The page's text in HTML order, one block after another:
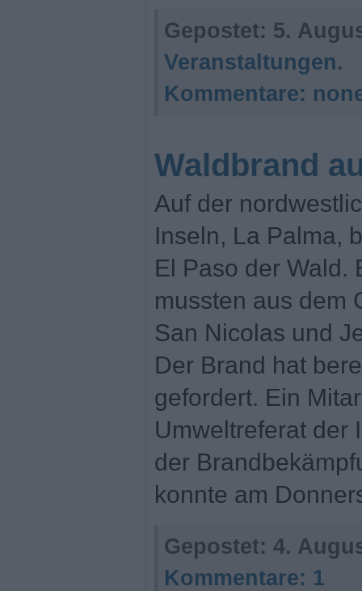
Gepostet: 5.
Veranstaltungen.
Kommentare:
Waldbrand
Auf der
Inseln, La Palma,
El Paso der Wald.
mussten aus dem
San Nicolas und
Der Brand hat
gefordert. Ein
Umweltreferat der
der
konnte am
Gepostet: 4.
Kommentare: 1